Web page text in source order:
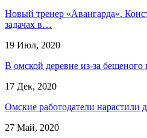
Новый тренер «Авангарда».
задачах в…
19 Июл, 2020
В омской деревне из-за бешеного
17 Дек, 2020
Омские работодатели нарастили
27 Май, 2020